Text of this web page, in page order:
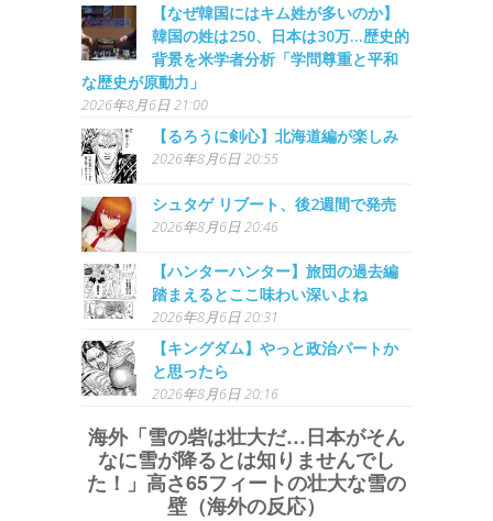
【なぜ韓国にはキム姓が多いのか】
韓国の姓は250、日本は30万…歴史的
背景を米学者分析「学問尊重と平和
な歴史が原動力」
2026年8月6日 21:00
【るろうに剣心】北海道編が楽しみ
2026年8月6日 20:55
シュタゲ リブート、後2週間で発売
2026年8月6日 20:46
【ハンターハンター】旅団の過去編
踏まえるとここ味わい深いよね
2026年8月6日 20:31
【キングダム】やっと政治パートか
と思ったら
2026年8月6日 20:16
海外「雪の砦は壮大だ…日本がそん
なに雪が降るとは知りませんでし
た！」高さ65フィートの壮大な雪の
壁（海外の反応）